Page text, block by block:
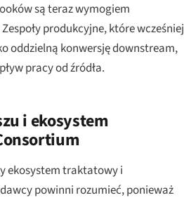
są teraz wymogiem
produkcyjne, które wcześniej
oddzielną konwersję downstream,
pracy od źródła.
i ekosystem
ekosystem traktatowy i
powinni rozumieć, ponieważ